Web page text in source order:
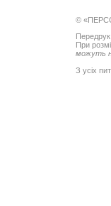
©
Передрук
При
можуть
З усіх